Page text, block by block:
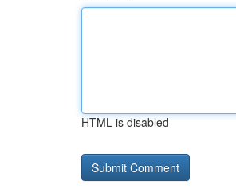
HTML is disabled